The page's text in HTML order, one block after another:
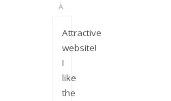
À
Attractive
website!
I
like
the